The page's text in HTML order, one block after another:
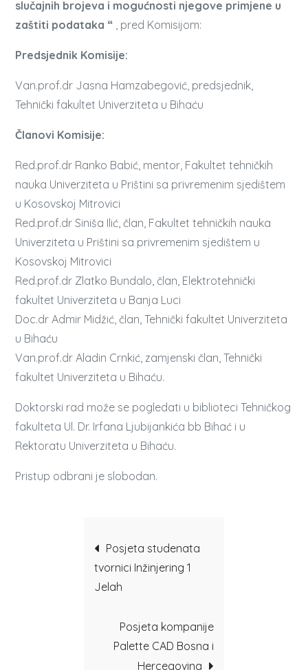
slučajnih brojeva i mogućnosti njegove primjene u
zaštiti podataka “ , pred Komisijom:
Predsjednik Komisije:
Van.prof.dr Jasna Hamzabegović, predsjednik,
Tehnički fakultet Univerziteta u Bihaću
Članovi Komisije:
Red.prof.dr Ranko Babić, mentor, Fakultet tehničkih
nauka Univerziteta u Prištini sa privremenim sjedištem
u Kosovskoj Mitrovici
Red.prof.dr Siniša Ilić, član, Fakultet tehničkih nauka
Univerziteta u Prištini sa privremenim sjedištem u
Kosovskoj Mitrovici
Red.prof.dr Zlatko Bundalo, član, Elektrotehnički
fakultet Univerziteta u Banja Luci
Doc.dr Admir Midžić, član, Tehnički fakultet Univerziteta
u Bihaću
Van.prof.dr Aladin Crnkić, zamjenski član, Tehnički
fakultet Univerziteta u Bihaću.
Doktorski rad može se pogledati u biblioteci Tehničkog
fakulteta Ul. Dr. Irfana Ljubijankića bb Bihać i u
Rektoratu Univerziteta u Bihaću.
Pristup odbrani je slobodan.
Post
navigation
Posjeta studenata
tvornici Inžinjering 1
Jelah
Posjeta kompanije
Palette CAD Bosna i
Hercegovina